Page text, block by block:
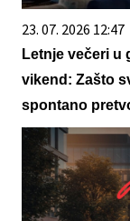
23. 07. 2026 12:47
Letnje večeri u
vikend: Zašto
spontano